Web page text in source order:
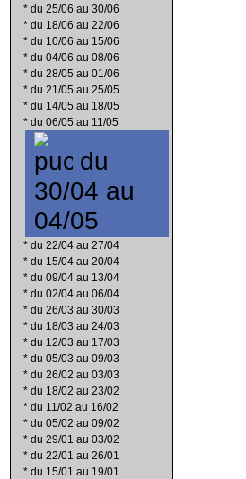
* du 25/06 au 30/06
* du 18/06 au 22/06
* du 10/06 au 15/06
* du 04/06 au 08/06
* du 28/05 au 01/06
* du 21/05 au 25/05
* du 14/05 au 18/05
* du 06/05 au 11/05
du
30/04 au
04/05
* du 22/04 au 27/04
* du 15/04 au 20/04
* du 09/04 au 13/04
* du 02/04 au 06/04
* du 26/03 au 30/03
* du 18/03 au 24/03
* du 12/03 au 17/03
* du 05/03 au 09/03
* du 26/02 au 03/03
* du 18/02 au 23/02
* du 11/02 au 16/02
* du 05/02 au 09/02
* du 29/01 au 03/02
* du 22/01 au 26/01
* du 15/01 au 19/01